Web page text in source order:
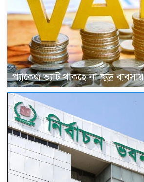
প্যাকেজ ভ্যাট থাকছে না ক্ষুদ্র ব্যবসায়